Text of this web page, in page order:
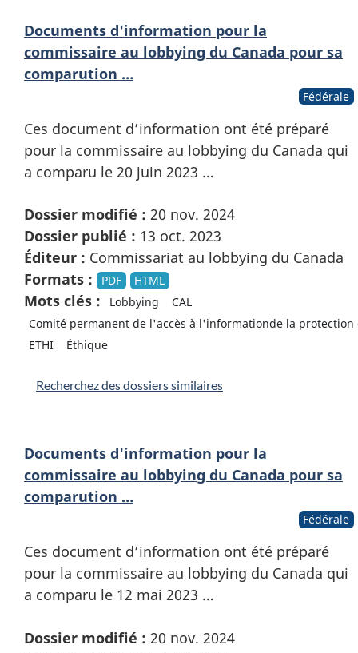
Documents d'information pour la
commissaire au lobbying du Canada pour sa
comparution …
Fédérale
Ces document d’information ont été préparé
pour la commissaire au lobbying du Canada qui
a comparu le 20 juin 2023 …
Dossier modifié : 20 nov. 2024
Dossier publié : 13 oct. 2023
Éditeur : Commissariat au lobbying du Canada
Formats :
PDF HTML
Mots clés : Lobbying
CAL
Comité permanent de l'accès à l'informationde la
ETHI
Éthique
Recherchez des dossiers similaires
Documents d'information pour la
commissaire au lobbying du Canada pour sa
comparution …
Fédérale
Ces document d’information ont été préparé
pour la commissaire au lobbying du Canada qui
a comparu le 12 mai 2023 …
Dossier modifié : 20 nov. 2024